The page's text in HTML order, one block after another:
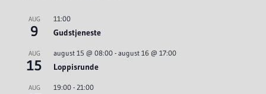
AUG
9
11:00
Gudstjeneste
AUG
15
august 15 @ 08:00- august 16 @ 17:00
Loppisrunde
AUG 19:00- 21:00